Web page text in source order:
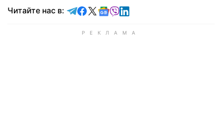
Читайте нас в: Читайте в Telegram
Читайте в Facebook
Читайте в X
Читайте в Google news
Читайте в Viber
Читайте в LinkedIn